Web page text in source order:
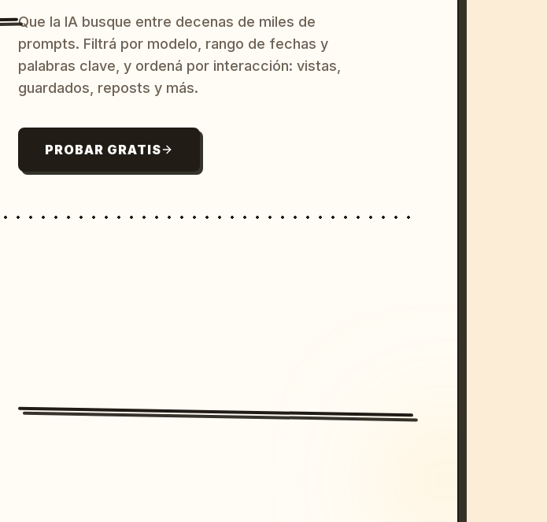
Que la IA busque entre decenas de miles de
prompts. Filtrá por modelo, rango de fechas y
palabras clave, y ordená por interacción: vistas,
guardados, reposts y más.
PROBAR GRATIS